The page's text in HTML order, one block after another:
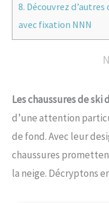
8. Découvrez d’autres
avec fixation NNN
Les chaussures de ski
d’une attention
de fond. Avec leur
chaussures
la neige. Décryptons